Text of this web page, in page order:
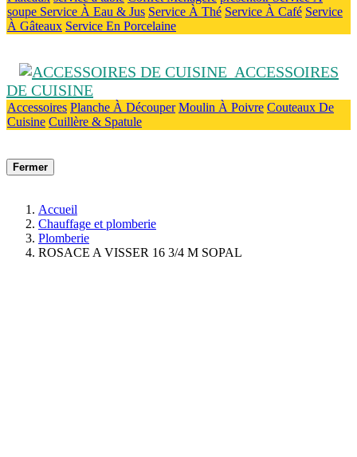
soupe Service À Eau & Jus Service À Thé Service À Café Service
À Gâteaux Service En Porcelaine
ACCESSOIRES
DE CUISINE
Accessoires Planche À Découper Moulin À Poivre Couteaux De
Cuisine Cuillère & Spatule
Fermer
Accueil
Chauffage et plomberie
Plomberie
ROSACE A VISSER 16 3/4 M SOPAL